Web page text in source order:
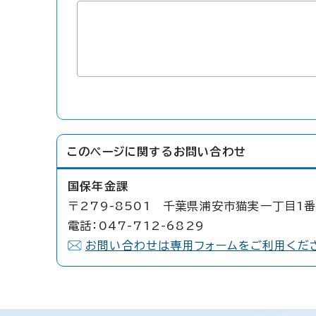
このページに関する お問い合わせ
国保年金課
〒279-8501 千葉県浦安市猫実一丁目1番1
電話：047-712-6829
お問い合わせは専用フォームをご利用くだ